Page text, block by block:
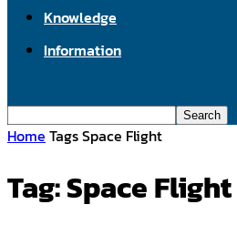
Knowledge
Information
Home TagsSpace Flight
Tag: Space Flight